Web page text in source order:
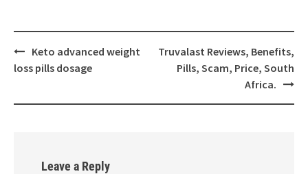
Post
navigation
Keto advanced weight
loss pills dosage
Truvalast Reviews, Benefits,
Pills, Scam, Price, South
Africa.
Leave a Reply